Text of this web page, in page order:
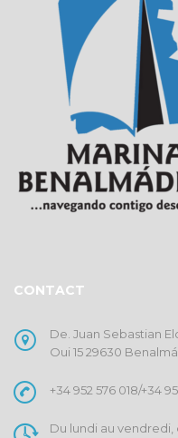
CONTACT
De. Juan Sebastian
Oui 15 29630
+34 952 576 018/+34
Du lundi au vendredi,